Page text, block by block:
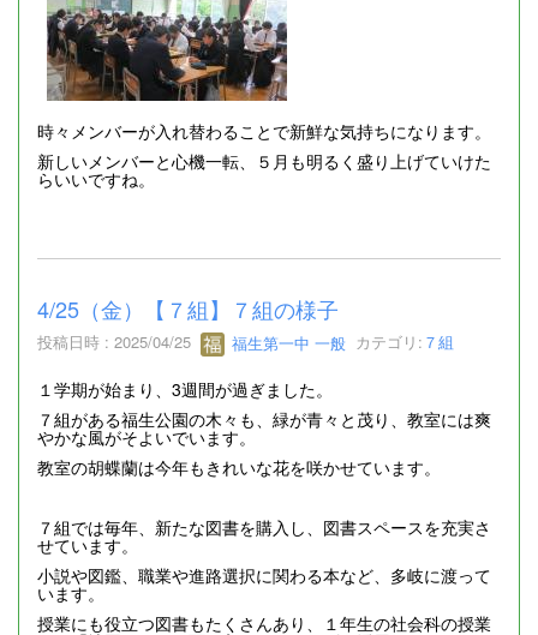
時々メンバーが入れ替わることで新鮮な気持ちになります。
新しいメンバーと心機一転、５月も明るく盛り上げていけた
らいいですね。
4/25（金）【７組】７組の様子
投稿日時 : 2025/04/25 福生第一中 一般 カテゴリ: ７組
１学期が始まり、3週間が過ぎました。
７組がある福生公園の木々も、緑が青々と茂り、教室には爽
やかな風がそよいでいます。
教室の胡蝶蘭は今年もきれいな花を咲かせています。
７組では毎年、新たな図書を購入し、図書スペースを充実さ
せています。
小説や図鑑、職業や進路選択に関わる本など、多岐に渡って
います。
授業にも役立つ図書もたくさんあり、１年生の社会科の授業